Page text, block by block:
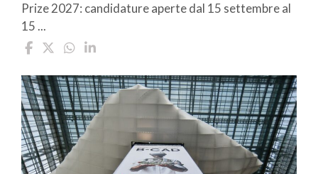
Prize 2027: candidature aperte dal 15 settembre al
15 ...